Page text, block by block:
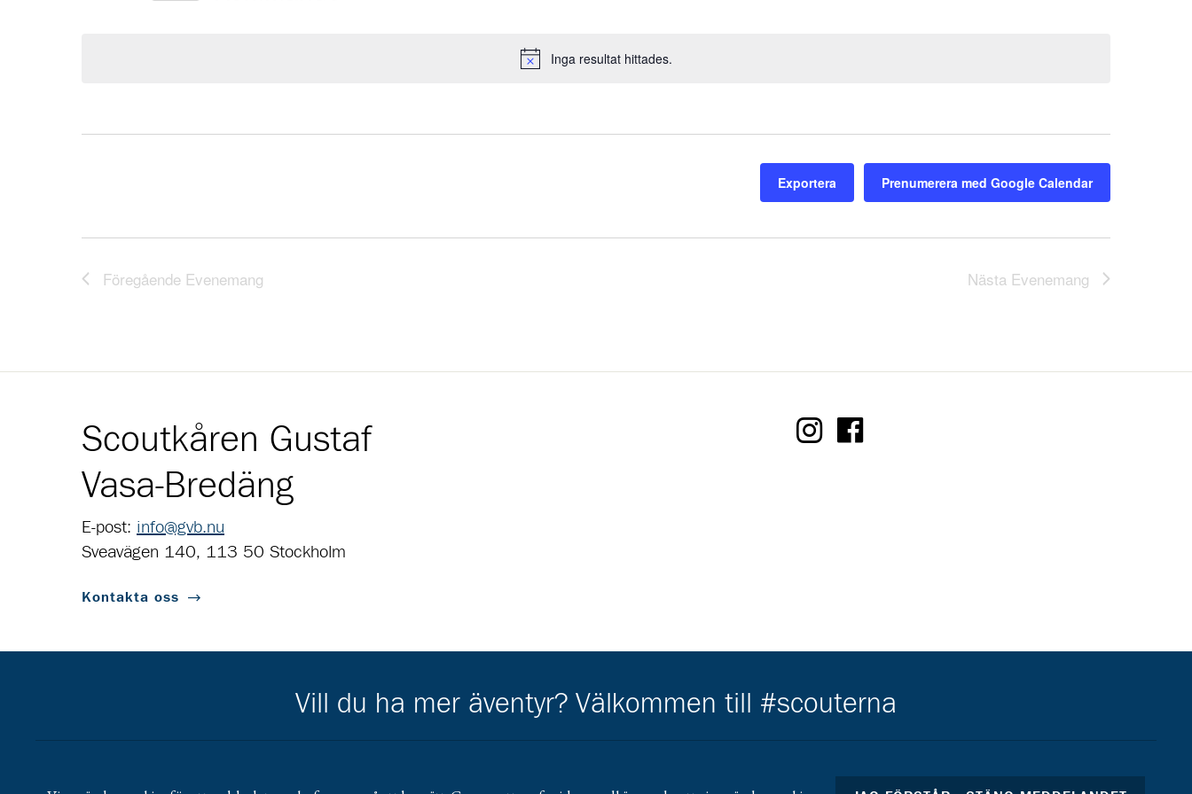
Notice
Inga resultat hittades.
Exportera Prenumerera med Google Calendar
Föregående Evenemang Nästa Evenemang
Scoutkåren Gustaf
Vasa-Bredäng
E-post: info@gvb.nu
Sveavägen 140, 113 50 Stockholm
Kontakta oss
Kårens partners
Vill du ha mer äventyr? Välkommen till #scouterna